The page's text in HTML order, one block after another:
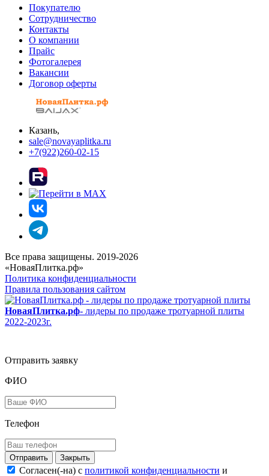
Покупателю
Сотрудничество
Контакты
О компании
Прайс
Фотогалерея
Вакансии
Договор оферты
Казань,
sale@novayaplitka.ru
+7(922)260-02-15
Все права защищены. 2019-2026
«НоваяПлитка.рф»
Политика конфиденциальности
Правила пользования сайтом
НоваяПлитка.рф- лидеры по продаже тротуарной плиты
2022-2023г.
Отправить заявку
ФИО
Телефон
Закрыть
Согласен(-на) c политикой конфиденциальности и